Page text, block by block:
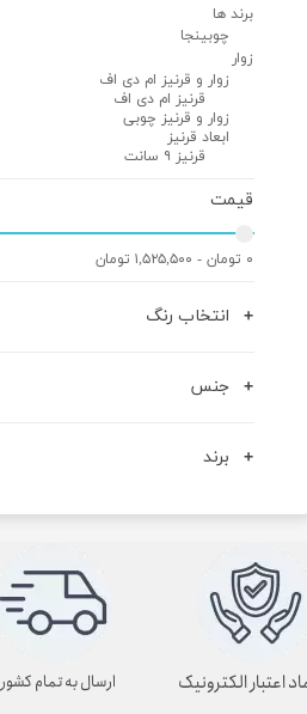
برند ها
چوبینجا
زوار
زوار و قرنیز ام دی اف
قرنیز ام دی اف
زوار و قرنیز چوبی
ابعاد قرنیز
قرنیز ۹ سانت
قیمت
۰ تومان - ۱,۵۲۵,۵۰۰ تومان
انتخاب رنگ
جنس
برند
ارسال به تمام کشور اعتبار الکترونیک